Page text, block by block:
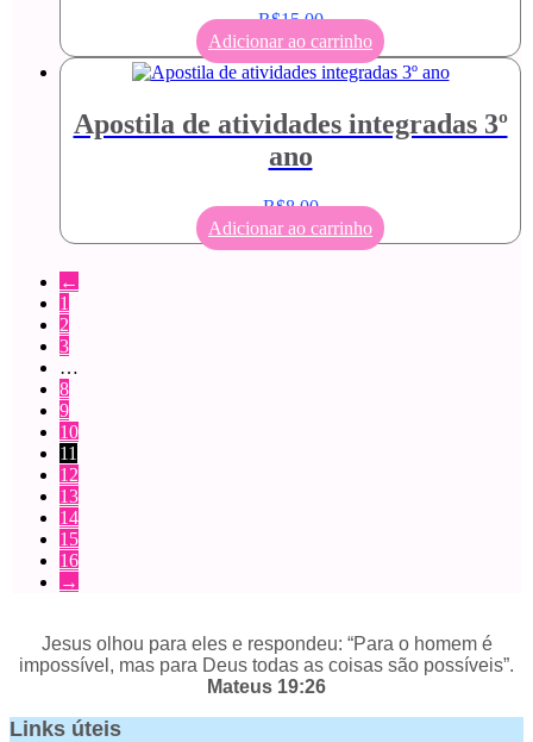
R$15,00
Adicionar ao carrinho
Apostila de atividades integradas 3º
ano
R$8,00
Adicionar ao carrinho
←
1
2
3
…
8
9
10
11
12
13
14
15
16
→
Jesus olhou para eles e respondeu: “Para o homem é
impossível, mas para Deus todas as coisas são possíveis”.
Mateus 19:26
Links úteis